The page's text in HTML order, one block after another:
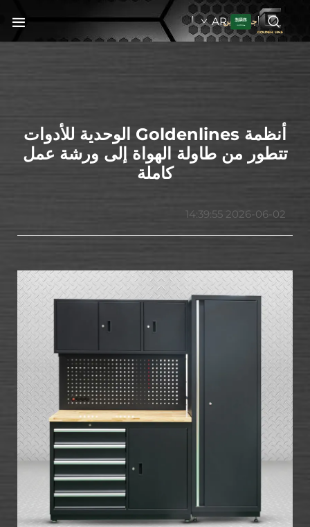
جولدنبلاينAR
أنظمة Goldenlines الوحدية للأدوات
تتطور من طاولة الهواة إلى ورشة عمل
كاملة
2026-06-02 14:39:55